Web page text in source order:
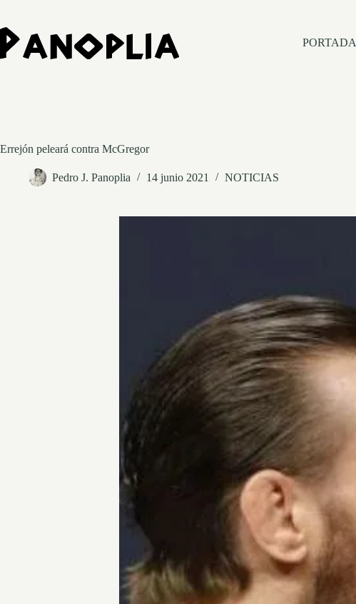
contenido
PORTADA
Errejón peleará contra McGregor
Pedro J. Panoplia 14 junio 2021 NOTICIAS